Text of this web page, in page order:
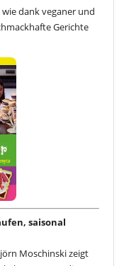
dank veganer und
Gerichte
saisonal
Moschinski zeigt